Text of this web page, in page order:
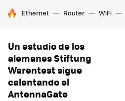
HOY SE HABLA DE
Ethernet Router WiFi
Un estudio de los
alemanes Stiftung
Warentest sigue
calentando el
AntennaGate